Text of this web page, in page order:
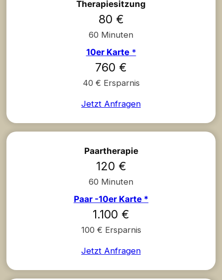
Therapiesitzung
80 €
60 Minuten
10er Karte*
760 €
40 € Ersparnis
Jetzt Anfragen
Paartherapie
120 €
60 Minuten
Paar -10er Karte *
1.100 €
100 € Ersparnis
Jetzt Anfragen